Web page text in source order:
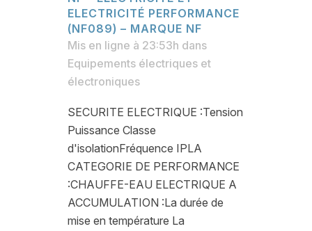
ELECTRICITÉ PERFORMANCE
(NF089) – MARQUE NF
Mis en ligne à 23:53h dans
Equipements électriques et
électroniques
SECURITE ELECTRIQUE :Tension
Puissance Classe
d'isolationFréquence IPLA
CATEGORIE DE PERFORMANCE
:CHAUFFE-EAU ELECTRIQUE A
ACCUMULATION :La durée de
mise en température La